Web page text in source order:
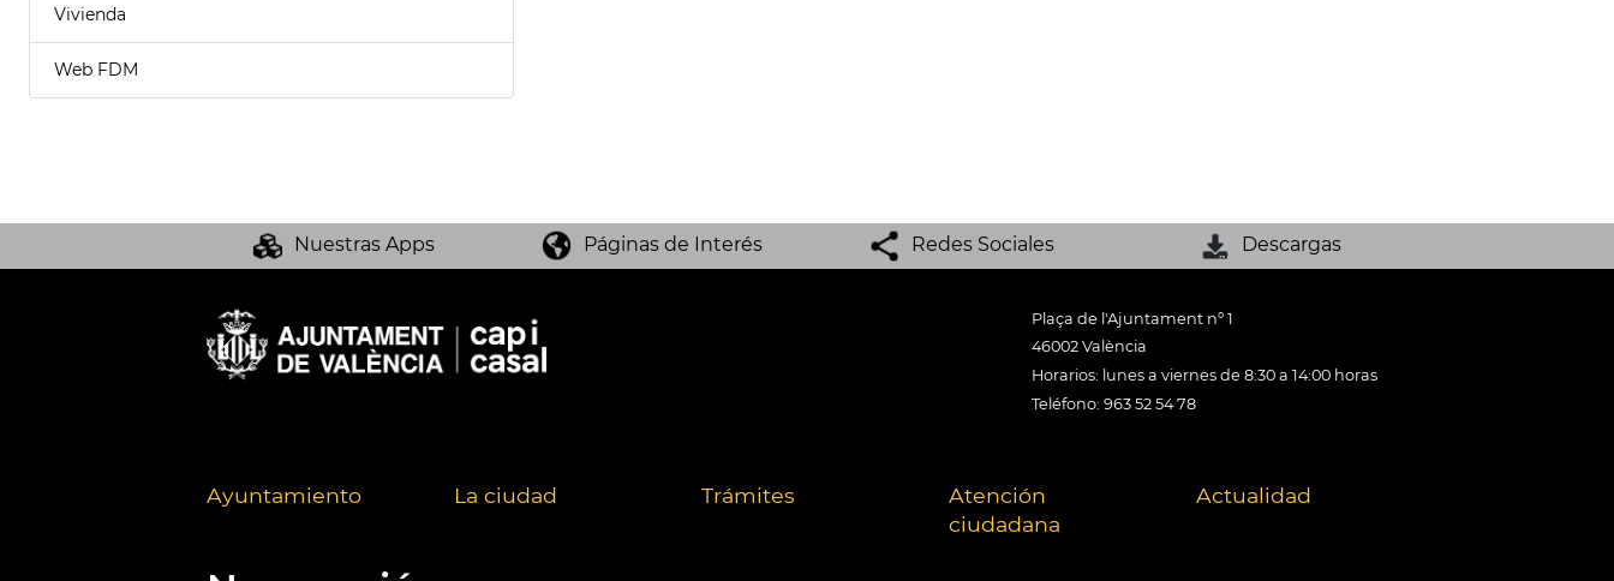
Vivienda
Web FDM
Nuestras Apps Páginas de Interés Redes Sociales Descargas
Plaça de l'Ajuntament nº 1
46002 València
Horarios: lunes a viernes de 8:30 a 14:00 horas
Teléfono: 963 52 54 78
Ayuntamiento La ciudad Trámites
Atención
ciudadana
Actualidad